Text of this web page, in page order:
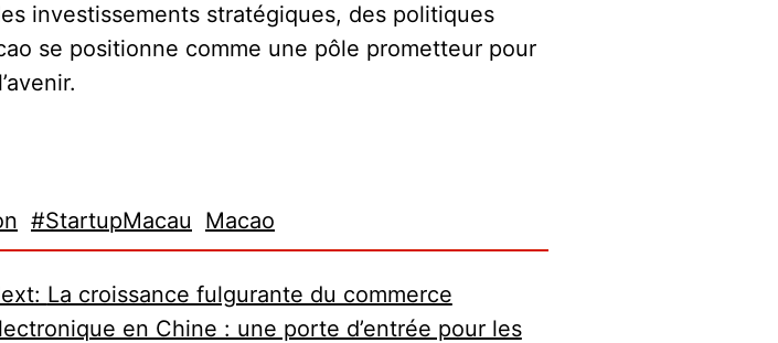
investissements stratégiques, des politiques
se positionne comme une pôle prometteur pour
#StartupMacau Macao
La croissance fulgurante du commerce
en Chine : une porte d’entrée pour les